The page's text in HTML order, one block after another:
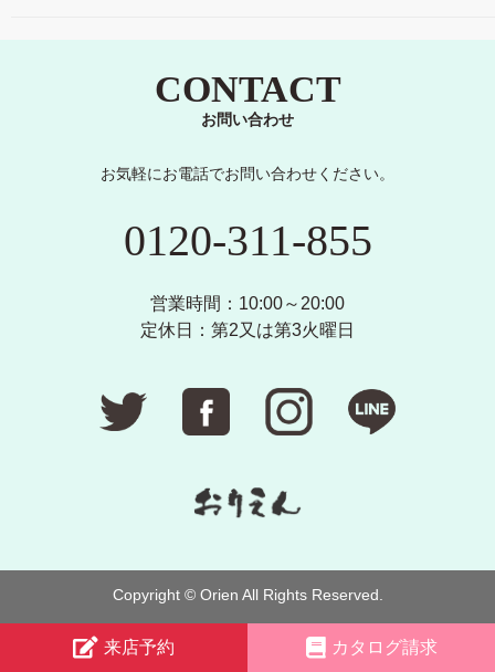
CONTACT
お問い合わせ
お気軽にお電話でお問い合わせください。
0120-311-855
営業時間：10:00～20:00
定休日：第2又は第3火曜日
Copyright © Orien All Rights Reserved.
来店予約 カタログ請求